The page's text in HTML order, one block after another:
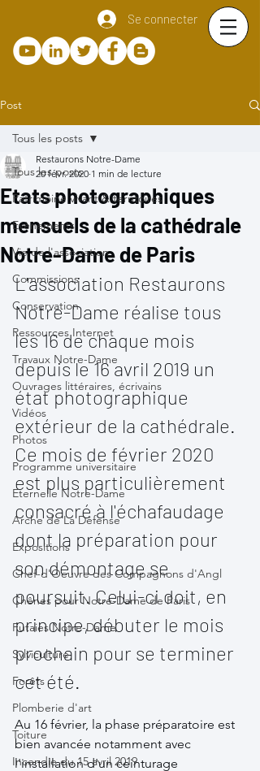
Se connecter
Post
Tous les posts
Patrimoine vivant & territoires
Evènements
Vie de l'association
Commissions
Conservation
Ressources Internet
Travaux Notre-Dame
Ouvrages littéraires, écrivains
Vidéos
Photos
Programme universitaire
Eternelle Notre-Dame
Arche de La Défense
Expositions
Chef-d'Oeuvre des Compagnons d'Angl
Chênes pour Notre-Dame de Paris
Futaies Notre-Dame
Sylviculture
Forêts
Plomberie d'art
Toiture
Incendie du 15 avril 2019
Tous les posts
Etats photographiques
mensuels de la cathédrale
Notre-Dame de Paris
Restaurons Notre-Dame
20 févr. 2020 1 min de lecture
L'association Restaurons
Notre-Dame réalise tous
les 16 de chaque mois
depuis le 16 avril 2019 un
état photographique
extérieur de la cathédrale.
Ce mois de février 2020
est plus particulièrement
consacré à l'échafaudage
dont la préparation pour
son démontage se
poursuit. Celui-ci doit, en
principe, débuter le mois
prochain pour se terminer
cet été.
Au 16 février, la phase préparatoire est
bien avancée notamment avec
l'installation d'un ceinturage